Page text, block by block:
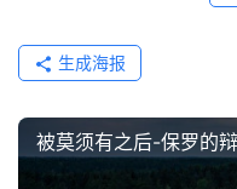
生成海报
被莫须有之后-保罗的